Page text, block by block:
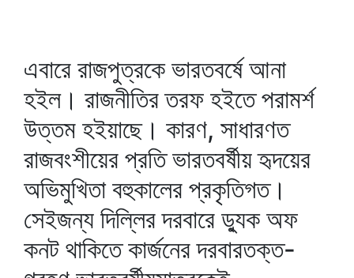
এবারে রাজপুত্রকে ভারতবর্ষে আনা
হইল। রাজনীতির তরফ হইতে পরামর্শ
উত্তম হইয়াছে। কারণ, সাধারণত
রাজবংশীয়ের প্রতি ভারতবর্ষীয় হৃদয়ের
অভিমুখিতা বহুকালের প্রকৃতিগত।
সেইজন্য দিল্লির দরবারে ড্যুক অফ
কনট থাকিতে কার্জনের দরবারতক্ত-